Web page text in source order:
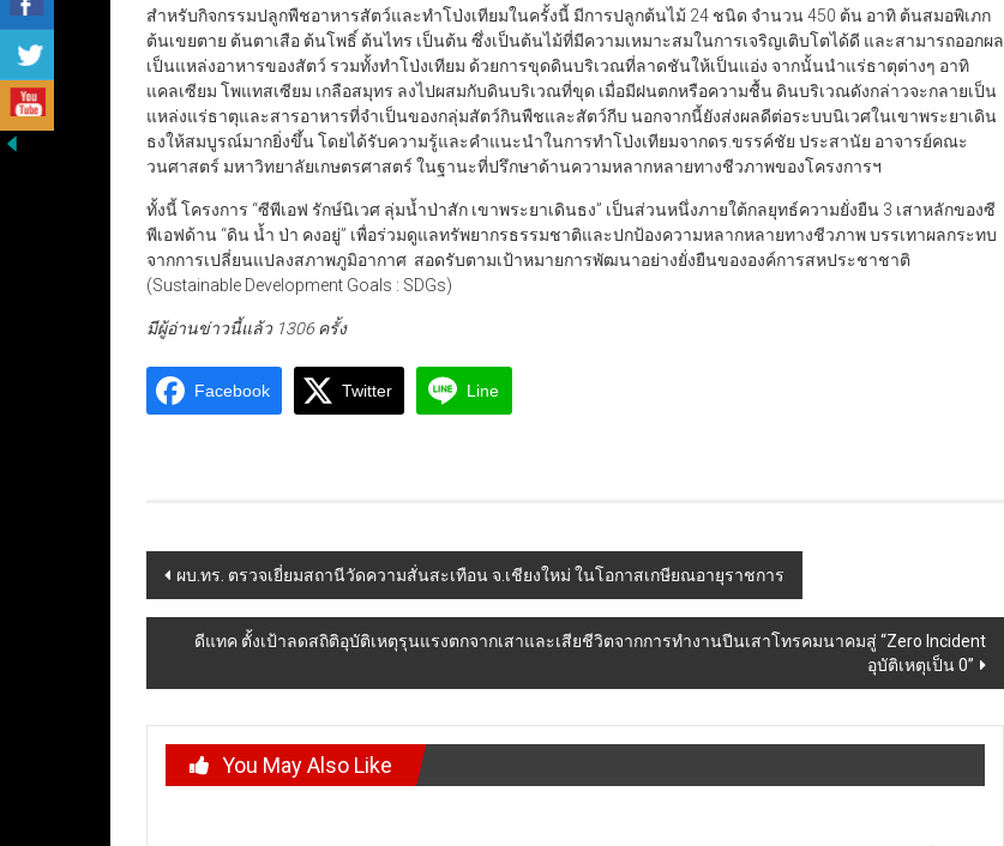
สำหรับกิจกรรมปลูกพืชอาหารสัตว์และทำโป่งเทียมในครั้งนี้ มีการปลูกต้นไม้ 24 ชนิด จำนวน 450 ต้น อาทิ ต้นสมอพิเภก
ต้นเขยตาย ต้นตาเสือ ต้นโพธิ์ ต้นไทร เป็นต้น ซึ่งเป็นต้นไม้ที่มีความเหมาะสมในการเจริญเติบโตได้ดี และสามารถออกผล
เป็นแหล่งอาหารของสัตว์ รวมทั้งทำโป่งเทียม ด้วยการขุดดินบริเวณที่ลาดชันให้เป็นแอ่ง จากนั้นนำแร่ธาตุต่างๆ อาทิ
แคลเซียม โพแทสเซียม เกลือสมุทร ลงไปผสมกับดินบริเวณที่ขุด เมื่อมีฝนตกหรือความชื้น ดินบริเวณดังกล่าวจะกลายเป็น
แหล่งแร่ธาตุและสารอาหารที่จำเป็นของกลุ่มสัตว์กินพืชและสัตว์กีบ นอกจากนี้ยังส่งผลดีต่อระบบนิเวศในเขาพระยาเดิน
ธงให้สมบูรณ์มากยิ่งขึ้น โดยได้รับความรู้และคำแนะนำในการทำโป่งเทียมจากดร.ขรรค์ชัย ประสานัย อาจารย์คณะ
วนศาสตร์ มหาวิทยาลัยเกษตรศาสตร์ ในฐานะที่ปรึกษาด้านความหลากหลายทางชีวภาพของโครงการฯ
ทั้งนี้ โครงการ “ซีพีเอฟ รักษ์นิเวศ ลุ่มน้ำป่าสัก เขาพระยาเดินธง” เป็นส่วนหนึ่งภายใต้กลยุทธ์ความยั่งยืน 3 เสาหลักของซี
พีเอฟด้าน “ดิน น้ำ ป่า คงอยู่” เพื่อร่วมดูแลทรัพยากรธรรมชาติและปกป้องความหลากหลายทางชีวภาพ บรรเทาผลกระทบ
จากการเปลี่ยนแปลงสภาพภูมิอากาศ สอดรับตามเป้าหมายการพัฒนาอย่างยั่งยืนขององค์การสหประชาชาติ
(Sustainable Development Goals : SDGs)
มีผู้อ่านข่าวนี้แล้ว 1306 ครั้ง
Facebook Twitter Line
Post
navigation
ผบ.ทร. ตรวจเยี่ยมสถานีวัดความสั่นสะเทือน จ.เชียงใหม่ ในโอกาสเกษียณอายุราชการ
ดีแทค ตั้งเป้าลดสถิติอุบัติเหตุรุนแรงตกจากเสาและเสียชีวิตจากการทำงานปีนเสาโทรคมนาคมสู่ “Zero Incident
อุบัติเหตุเป็น 0”
You May Also Like